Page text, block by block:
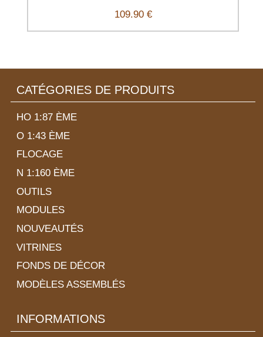
109.90 €
CATÉGORIES DE PRODUITS
HO 1:87 ÈME
O 1:43 ÈME
FLOCAGE
N 1:160 ÈME
OUTILS
MODULES
NOUVEAUTÉS
VITRINES
FONDS DE DÉCOR
MODÈLES ASSEMBLÉS
INFORMATIONS